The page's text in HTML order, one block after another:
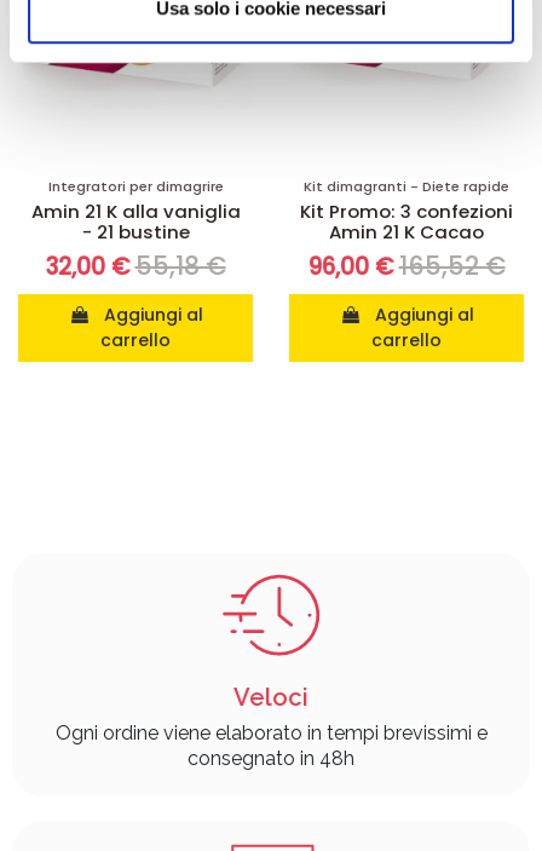
informazioni sul modo in cui utilizza il nostro sito con i
nostri partner che si occupano di analisi dei dati web,
pubblicità e social media, i quali potrebbero combinarle
Usa solo i cookie necessari
Integratori per dimagrire
Amin 21 K alla vaniglia
- 21 bustine
32,00 €55,18 €
carrello
Kit dimagranti - Diete rapide
Kit Promo: 3 confezioni
Amin 21 K Cacao
96,00 €165,52 €
carrello
Veloci
Ogni ordine viene elaborato in tempi brevissimi e
consegnato in 48h